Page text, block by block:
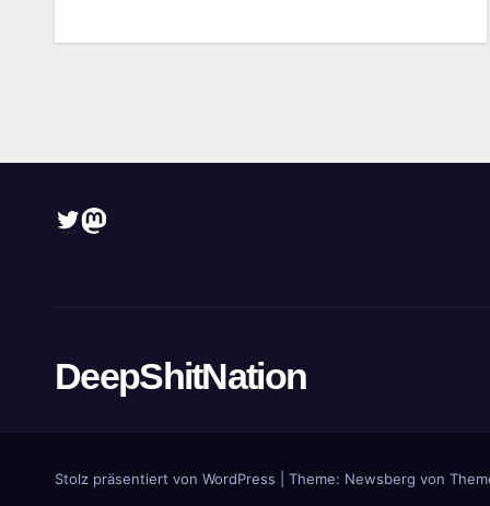
Twitter
Mastodon
DeepShitNation
Stolz präsentiert von WordPress Theme: Newsberg von